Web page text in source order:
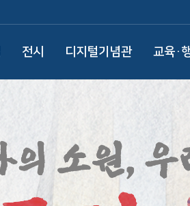
전시 디지털기념관 교육·